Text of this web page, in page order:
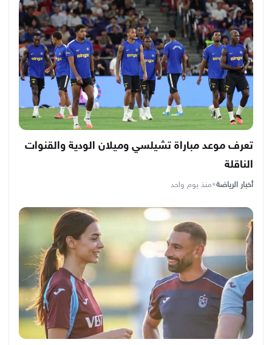
تعرف موعد مباراة تشيلسي وميلان الودية والقنوات
الناقلة
أخبار الرياضة•منذ يوم واحد